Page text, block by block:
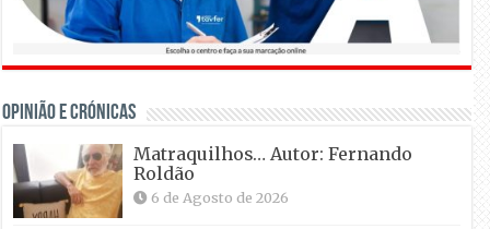
OPINIÃO E CRÓNICAS
Matraquilhos… Autor: Fernando
Roldão
6 de Agosto de 2026